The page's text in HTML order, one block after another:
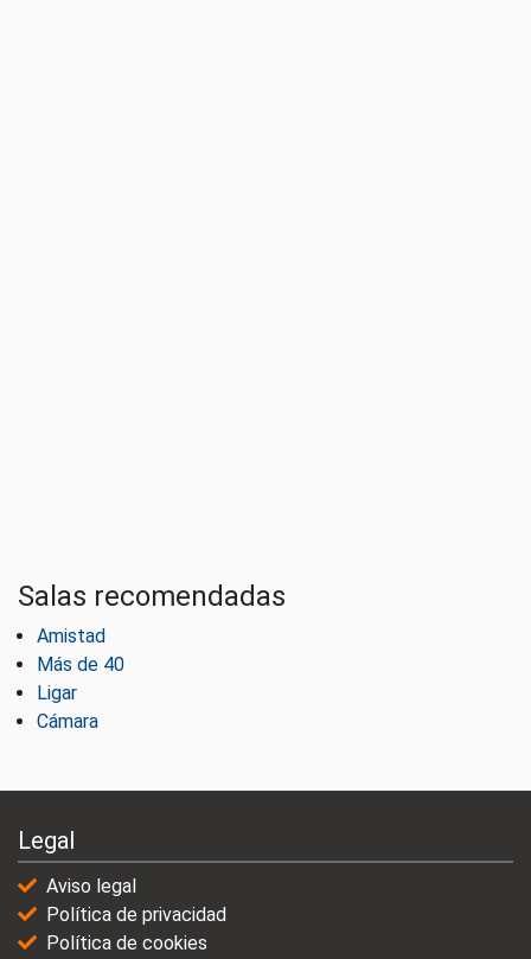
Salas recomendadas
Amistad
Más de 40
Ligar
Cámara
Legal
Aviso legal
Política de privacidad
Política de cookies